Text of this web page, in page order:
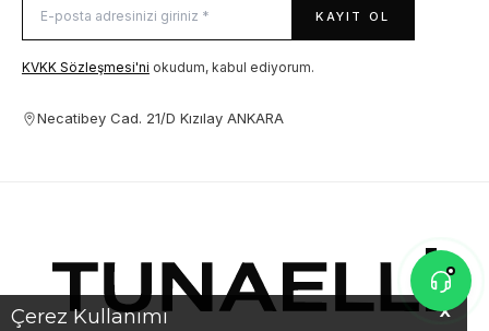
X
Çerez Kullanımı
KAYIT OL
KVKK Sözleşmesi'ni okudum, kabul ediyorum.
Necatibey Cad. 21/D Kızılay ANKARA